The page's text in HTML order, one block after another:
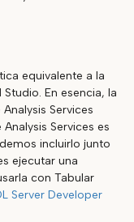
equivalente a la
Studio. En esencia, la
Services
Services es
incluirlo junto
ejecutar una
con Tabular
Server Developer